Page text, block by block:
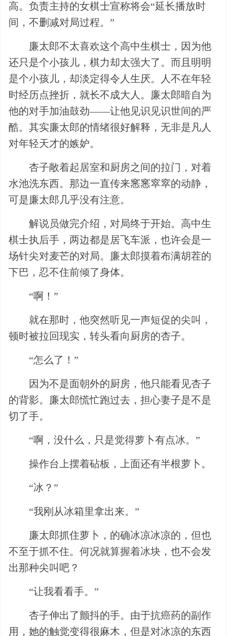
高。负责主持的女棋士宣称将会“延长播放时
间，不删减对局过程。”
廉太郎不太喜欢这个高中生棋士，因为他
还只是个小孩儿，棋力却太强大了。而且明明
是个小孩儿，却淡定得令人生厌。人不在年轻
时经历点挫折，就长不成大人。廉太郎暗自为
他的对手加油鼓劲——让他见识见识世间的严
酷。其实廉太郎的情绪很好解释，无非是凡人
对年轻天才的嫉妒。
杏子敞着起居室和厨房之间的拉门，对着
水池洗东西。那边一直传来窸窸窣窣的动静，
可是廉太郎几乎没有注意。
解说员做完介绍，对局终于开始。高中生
棋士执后手，两边都是居飞车派，也许会是一
场针尖对麦芒的对局。廉太郎摸着布满胡茬的
下巴，忍不住前倾了身体。
“啊！”
就在那时，他突然听见一声短促的尖叫，
顿时被拉回现实，转头看向厨房的杏子。
“怎么了！”
因为不是面朝外的厨房，他只能看见杏子
的背影。廉太郎慌忙跑过去，担心妻子是不是
切了手。
“啊，没什么，只是觉得萝卜有点冰。”
操作台上摆着砧板，上面还有半根萝卜。
“冰？”
“我刚从冰箱里拿出来。”
廉太郎抓住萝卜，的确冰凉冰凉的，但也
不至于抓不住。何况就算握着冰块，也不会发
出那种尖叫吧？
“让我看看手。”
杏子伸出了颤抖的手。由于抗癌药的副作
用，她的触觉变得很麻木，但是对冰凉的东西